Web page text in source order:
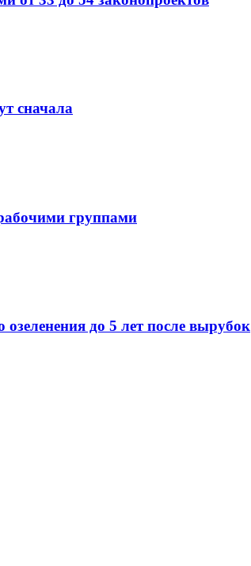
сначала
группами
до 5 лет после вырубок